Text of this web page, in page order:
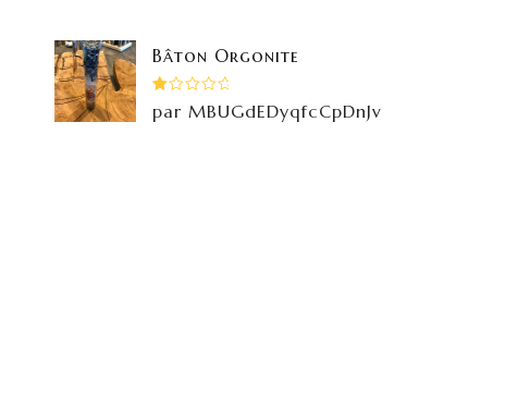
Bâton Orgonite
1
par MBUGdEDyqfcCpDnJv